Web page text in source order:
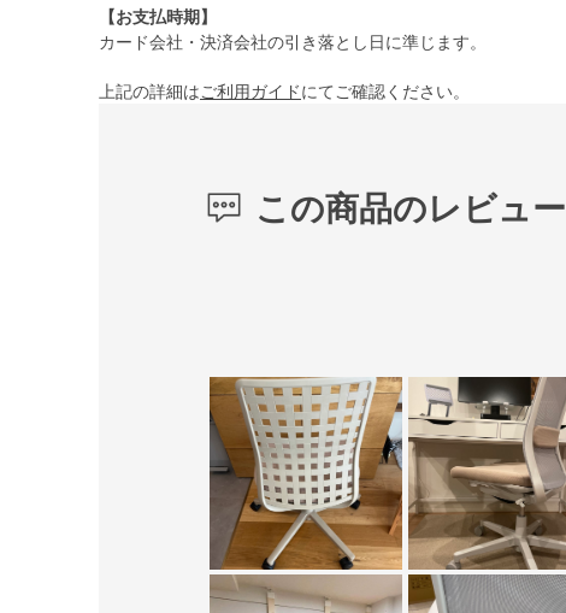
【お支払時期】
カード会社・決済会社の引き落とし日に準じます。
上記の詳細はご利用ガイドにてご確認ください。
この商品のレビュー